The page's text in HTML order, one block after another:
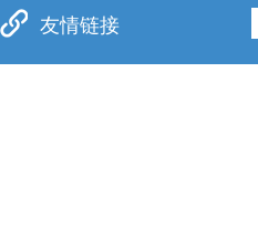
友情链接